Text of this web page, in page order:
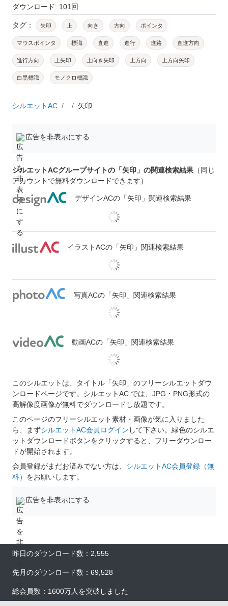
ダウンロード: 101回
タグ： 矢印 上 向き 方向 ポインタ
マウスポインタ 標識 直進 進行 進路 直進方向
進行方向 上矢印 上向き矢印 上方向 上方向矢印
白黒標識 モノクロ標識
シルエットAC 矢印
広告を非表示にする
シルエットACグループサイトの「矢印」の関連検索結果 （同じ
アカウントで無料ダウンロードできます）
デザインACの「矢印」関連検索結果
イラストACの「矢印」関連検索結果
写真ACの「矢印」関連検索結果
動画ACの「矢印」関連検索結果
このシルエットは、タイトル「矢印」のフリーシルエットダウ
ンロードページです。シルエットAC では、JPG・PNG形式の
高解像度画像が無料でダウンロードし放題です。
このページのフリーシルエット素材・画像が気に入りました
ら、まずシルエットAC会員ログイン して下さい。緑色のシルエ
ットダウンロードボタンをクリックすると、フリーダウンロー
ドが開始されます。
会員登録がまだお済みでない方は、 シルエットAC会員登録（無
料） をお願いします。
広告を非表示にする
昨日のダウンロード数：2,555
先月のダウンロード数：69,528
総会員数：1600万人を突破しました